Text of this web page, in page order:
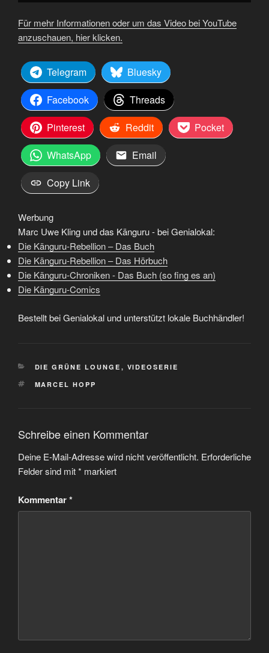
Für mehr Informationen oder um das Video bei YouTube
anzuschauen, hier klicken.
Telegram
Bluesky
Facebook
Threads
Pinterest
Reddit
Pocket
WhatsApp
Email
Copy Link
Werbung
Marc Uwe Kling und das Känguru - bei Genialokal:
Die Känguru-Rebellion – Das Buch
Die Känguru-Rebellion – Das Hörbuch
Die Känguru-Chroniken - Das Buch (so fing es an)
Die Känguru-Comics
Bestellt bei Genialokal und unterstützt lokale Buchhändler!
KATEGORIEN
DIE GRÜNE LOUNGE , VIDEOSERIE
SCHLAGWÖRTER
MARCEL HOPP
Schreibe einen Kommentar
Deine E-Mail-Adresse wird nicht veröffentlicht. Erforderliche
Felder sind mit* markiert
Kommentar*